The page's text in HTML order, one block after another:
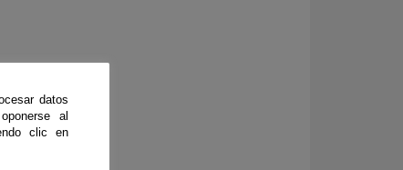
datos
al
clic en